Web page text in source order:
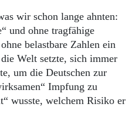
wir schon lange ahnten:
und ohne tragfähige
belastbare Zahlen ein
Welt setzte, sich immer
um die Deutschen zur
Impfung zu
wusste, welchem Risiko er